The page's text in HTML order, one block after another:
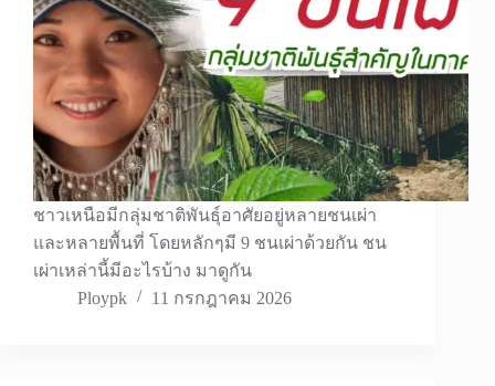
ชาวเหนือมีกลุ่มชาติพันธุ์อาศัยอยู่หลายชนเผ่า
และหลายพื้นที่ โดยหลักๆมี 9 ชนเผ่าด้วยกัน ชน
เผ่าเหล่านี้มีอะไรบ้าง มาดูกัน
Ploypk
11 กรกฎาคม 2026